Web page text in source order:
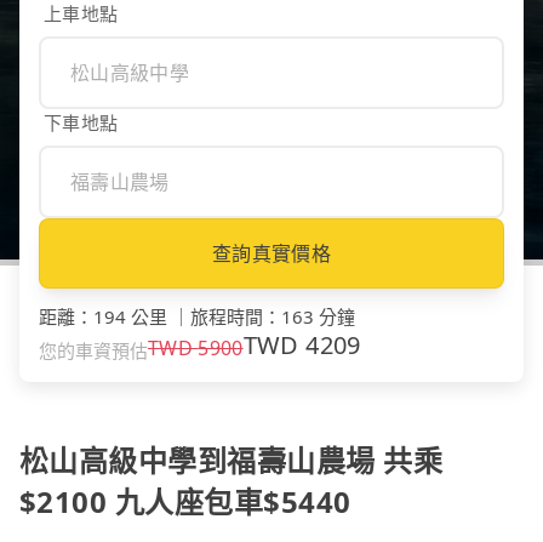
上車地點
下車地點
查詢真實價格
距離 ： 194 公里 旅程時間 ： 163 分鐘
您的車資預估TWD5900TWD4209
松山高級中學到福壽山農場 共乘
$2100 九人座包車$5440